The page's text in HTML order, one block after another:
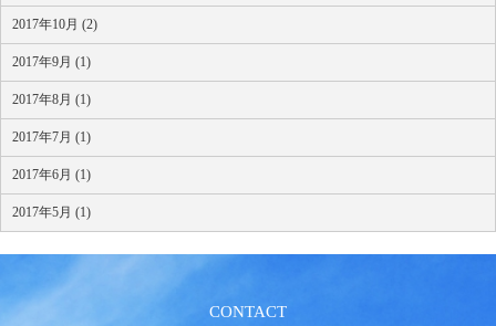
2017年10月 (2)
2017年9月 (1)
2017年8月 (1)
2017年7月 (1)
2017年6月 (1)
2017年5月 (1)
CONTACT